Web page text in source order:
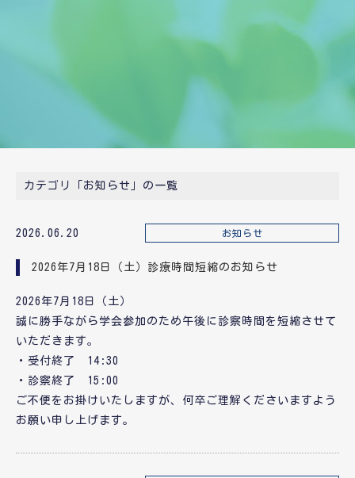
カテゴリ「お知らせ」の一覧
2026.06.20 お知らせ
2026年7月18日（土）診療時間短縮のお知らせ
2026年7月18日（土）
誠に勝手ながら学会参加のため午後に診察時間を短縮させて
いただきます。
・受付終了 14:30
・診察終了 15:00
ご不便をお掛けいたしますが、何卒ご理解くださいますよう
お願い申し上げます。